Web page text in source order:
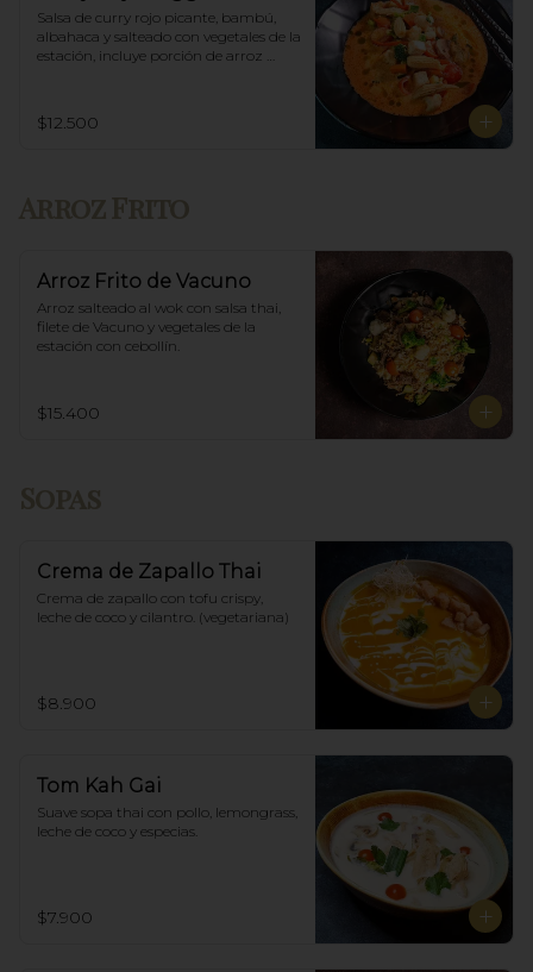
Salsa de curry rojo picante, bambú,
albahaca y salteado con vegetales de la
estación, incluye porción de arroz
$12.500
Arroz Frito
Arroz Frito de Vacuno
Arroz salteado al wok con salsa thai,
filete de Vacuno y vegetales de la
estación con cebollín.
$15.400
Crema de Zapallo Thai
Crema de zapallo con tofu crispy,
leche de coco y cilantro. (vegetariana)
$8.900
Tom Kah Gai
Suave sopa thai con pollo, lemongrass,
leche de coco y especias.
$7.900